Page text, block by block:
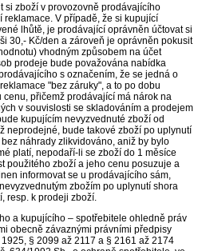
si zboží v provozovně prodávajícího
V případě, že si kupující
lhůtě, je prodávající oprávněn účtovat si
30,- Kč/den a zároveň je oprávněn pokusit
vhodným způsobem na účet
prodeje bude považována nabídka
s označením, že se jedná o
"bez záruky", a to po dobu
přičemž prodávající má nárok na
v souvislosti se skladováním a prodejem
kupujícím nevyzvednuté zboží od
neprodejné, bude takové zboží po uplynutí
náhrady zlikvidováno, aniž by bylo
platí, nepodaří-li se zboží do 1 měsíce
použitého zboží a jeho cenu posuzuje a
informovat se u prodávajícího sám,
zbožím po uplynutí shora
resp. k prodeji zboží.
a kupujícího – spotřebitele ohledně práv
obecně závaznými právními předpisy
§ 2099 až 2117 a § 2161 až 2174